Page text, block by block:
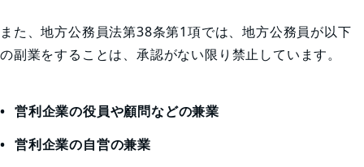
また、地方公務員法第38条第1項では、地方公務員が以下
の副業をすることは、承認がない限り禁止しています。
営利企業の役員や顧問などの兼業
営利企業の自営の兼業